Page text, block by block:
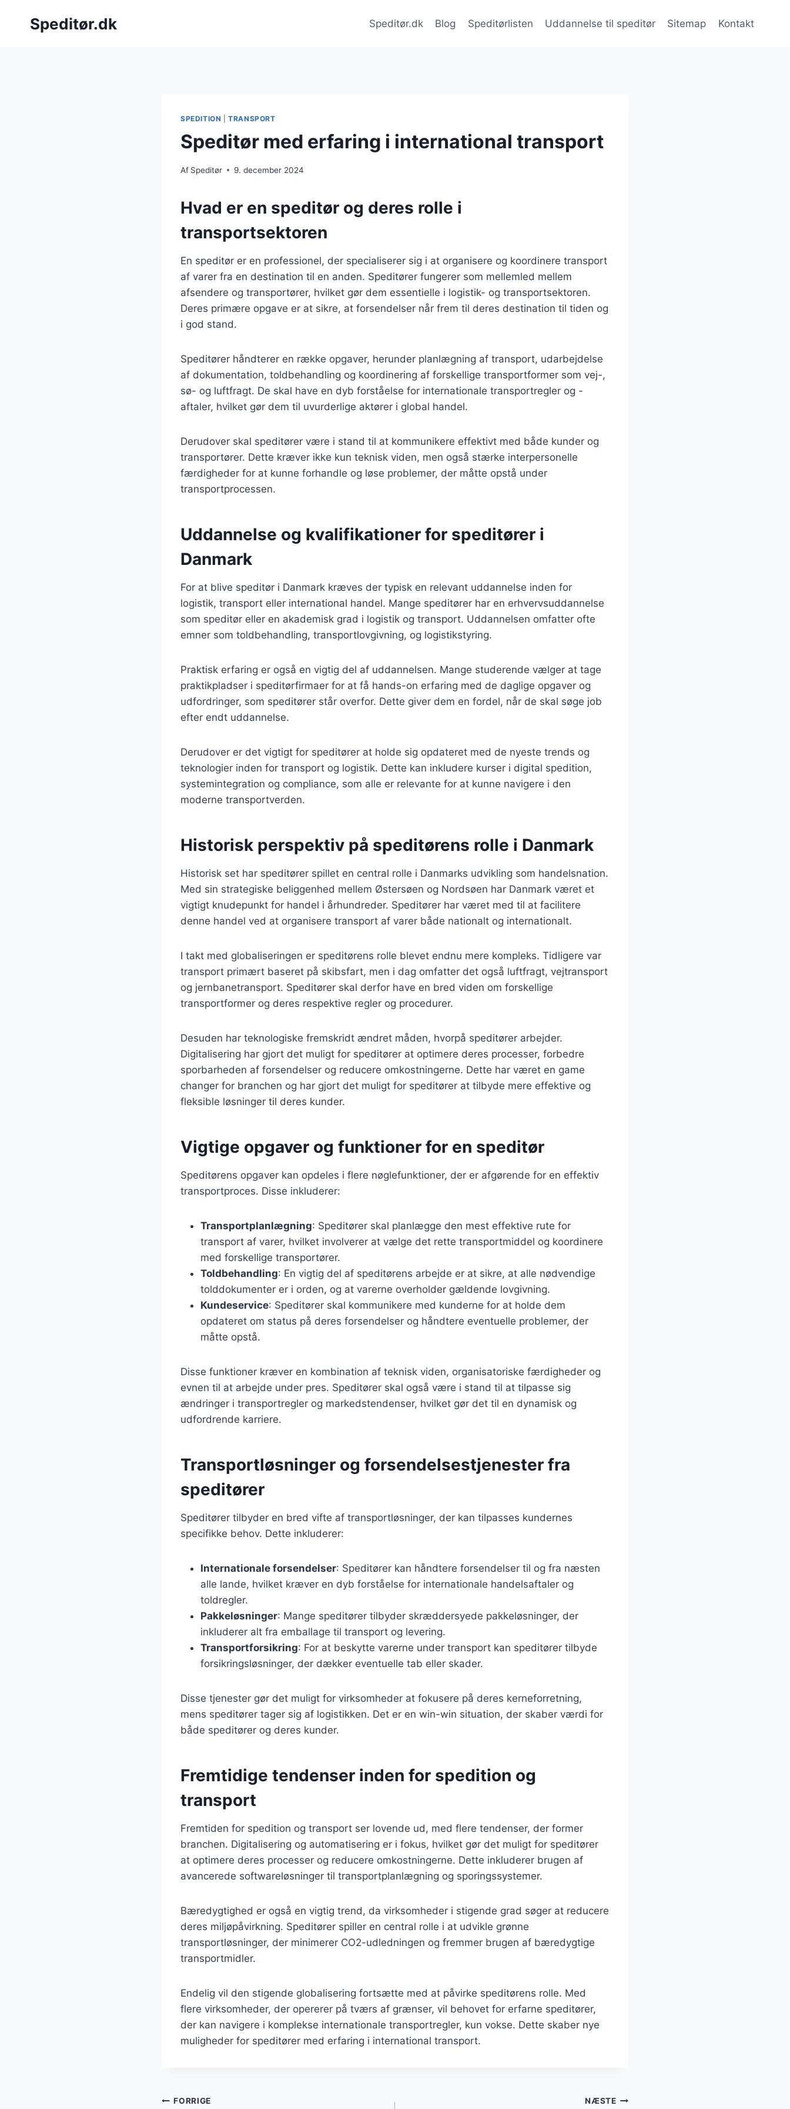
Speditør.dk Speditør.dk Blog Speditørlisten Uddannelse til speditør Sitemap Kontakt
SPEDITION |TRANSPORT
Speditør med erfaring i international transport
Af Speditør 9. december 2024
Hvad er en speditør og deres rolle i
transportsektoren
En speditør er en professionel, der specialiserer sig i at organisere og koordinere transport
af varer fra en destination til en anden. Speditører fungerer som mellemled mellem
afsendere og transportører, hvilket gør dem essentielle i logistik- og transportsektoren.
Deres primære opgave er at sikre, at forsendelser når frem til deres destination til tiden og
i god stand.
Speditører håndterer en række opgaver, herunder planlægning af transport, udarbejdelse
af dokumentation, toldbehandling og koordinering af forskellige transportformer som vej-,
sø- og luftfragt. De skal have en dyb forståelse for internationale transportregler og -
aftaler, hvilket gør dem til uvurderlige aktører i global handel.
Derudover skal speditører være i stand til at kommunikere effektivt med både kunder og
transportører. Dette kræver ikke kun teknisk viden, men også stærke interpersonelle
færdigheder for at kunne forhandle og løse problemer, der måtte opstå under
transportprocessen.
Uddannelse og kvalifikationer for speditører i
Danmark
For at blive speditør i Danmark kræves der typisk en relevant uddannelse inden for
logistik, transport eller international handel. Mange speditører har en erhvervsuddannelse
som speditør eller en akademisk grad i logistik og transport. Uddannelsen omfatter ofte
emner som toldbehandling, transportlovgivning, og logistikstyring.
Praktisk erfaring er også en vigtig del af uddannelsen. Mange studerende vælger at tage
praktikpladser i speditørfirmaer for at få hands-on erfaring med de daglige opgaver og
udfordringer, som speditører står overfor. Dette giver dem en fordel, når de skal søge job
efter endt uddannelse.
Derudover er det vigtigt for speditører at holde sig opdateret med de nyeste trends og
teknologier inden for transport og logistik. Dette kan inkludere kurser i digital spedition,
systemintegration og compliance, som alle er relevante for at kunne navigere i den
moderne transportverden.
Historisk perspektiv på speditørens rolle i Danmark
Historisk set har speditører spillet en central rolle i Danmarks udvikling som handelsnation.
Med sin strategiske beliggenhed mellem Østersøen og Nordsøen har Danmark været et
vigtigt knudepunkt for handel i århundreder. Speditører har været med til at facilitere
denne handel ved at organisere transport af varer både nationalt og internationalt.
I takt med globaliseringen er speditørens rolle blevet endnu mere kompleks. Tidligere var
transport primært baseret på skibsfart, men i dag omfatter det også luftfragt, vejtransport
og jernbanetransport. Speditører skal derfor have en bred viden om forskellige
transportformer og deres respektive regler og procedurer.
Desuden har teknologiske fremskridt ændret måden, hvorpå speditører arbejder.
Digitalisering har gjort det muligt for speditører at optimere deres processer, forbedre
sporbarheden af forsendelser og reducere omkostningerne. Dette har været en game
changer for branchen og har gjort det muligt for speditører at tilbyde mere effektive og
fleksible løsninger til deres kunder.
Vigtige opgaver og funktioner for en speditør
Speditørens opgaver kan opdeles i flere nøglefunktioner, der er afgørende for en effektiv
transportproces. Disse inkluderer:
Transportplanlægning: Speditører skal planlægge den mest effektive rute for
transport af varer, hvilket involverer at vælge det rette transportmiddel og koordinere
med forskellige transportører.
Toldbehandling: En vigtig del af speditørens arbejde er at sikre, at alle nødvendige
tolddokumenter er i orden, og at varerne overholder gældende lovgivning.
Kundeservice: Speditører skal kommunikere med kunderne for at holde dem
opdateret om status på deres forsendelser og håndtere eventuelle problemer, der
måtte opstå.
Disse funktioner kræver en kombination af teknisk viden, organisatoriske færdigheder og
evnen til at arbejde under pres. Speditører skal også være i stand til at tilpasse sig
ændringer i transportregler og markedstendenser, hvilket gør det til en dynamisk og
udfordrende karriere.
Transportløsninger og forsendelsestjenester fra
speditører
Speditører tilbyder en bred vifte af transportløsninger, der kan tilpasses kundernes
specifikke behov. Dette inkluderer:
Internationale forsendelser: Speditører kan håndtere forsendelser til og fra næsten
alle lande, hvilket kræver en dyb forståelse for internationale handelsaftaler og
toldregler.
Pakkeløsninger: Mange speditører tilbyder skræddersyede pakkeløsninger, der
inkluderer alt fra emballage til transport og levering.
Transportforsikring: For at beskytte varerne under transport kan speditører tilbyde
forsikringsløsninger, der dækker eventuelle tab eller skader.
Disse tjenester gør det muligt for virksomheder at fokusere på deres kerneforretning,
mens speditører tager sig af logistikken. Det er en win-win situation, der skaber værdi for
både speditører og deres kunder.
Fremtidige tendenser inden for spedition og
transport
Fremtiden for spedition og transport ser lovende ud, med flere tendenser, der former
branchen. Digitalisering og automatisering er i fokus, hvilket gør det muligt for speditører
at optimere deres processer og reducere omkostningerne. Dette inkluderer brugen af
avancerede softwareløsninger til transportplanlægning og sporingssystemer.
Bæredygtighed er også en vigtig trend, da virksomheder i stigende grad søger at reducere
deres miljøpåvirkning. Speditører spiller en central rolle i at udvikle grønne
transportløsninger, der minimerer CO2-udledningen og fremmer brugen af bæredygtige
transportmidler.
Endelig vil den stigende globalisering fortsætte med at påvirke speditørens rolle. Med
flere virksomheder, der opererer på tværs af grænser, vil behovet for erfarne speditører,
der kan navigere i komplekse internationale transportregler, kun vokse. Dette skaber nye
muligheder for speditører med erfaring i international transport.
Indlægsnavigation
FORRIGE NÆSTE